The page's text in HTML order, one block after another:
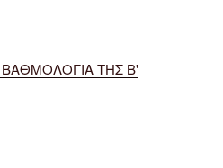
ΒΑΘΜΟΛΟΓΙΑ ΤΗΣ Β'